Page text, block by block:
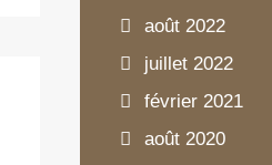
août 2022
juillet 2022
février 2021
août 2020